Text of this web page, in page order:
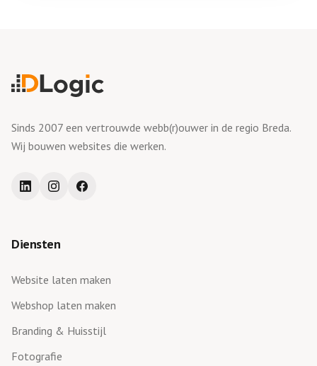
Sinds 2007 een vertrouwde webb(r)ouwer in de regio Breda.
Wij bouwen websites die werken.
Diensten
Website laten maken
Webshop laten maken
Branding & Huisstijl
Fotografie